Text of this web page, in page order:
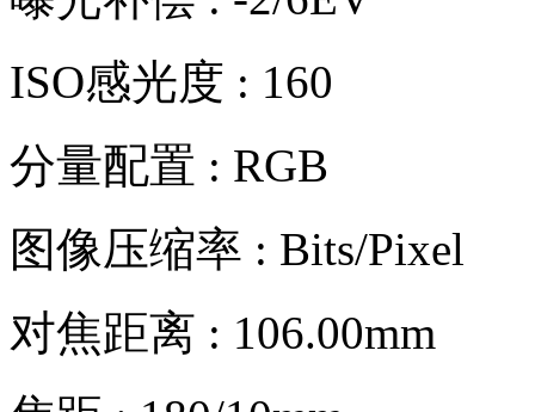
ISO感光度 : 160
分量配置 : RGB
图像压缩率 : Bits/Pixel
对焦距离 : 106.00mm